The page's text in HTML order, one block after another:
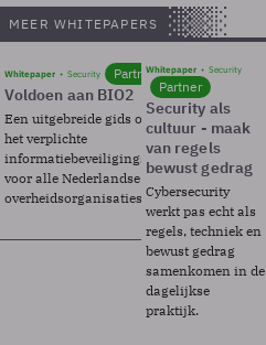
MEER WHITEPAPERS
Whitepaper Security Partner
Voldoen aan BIO2
Een uitgebreide gids over BIO2,
het verplichte
informatiebeveiligingsframework
voor alle Nederlandse
overheidsorganisaties.
Whitepaper Security
Partner
Security als
cultuur - maak
van regels
bewust gedrag
Cybersecurity
werkt pas echt als
regels, techniek en
bewust gedrag
samenkomen in de
dagelijkse
praktijk.